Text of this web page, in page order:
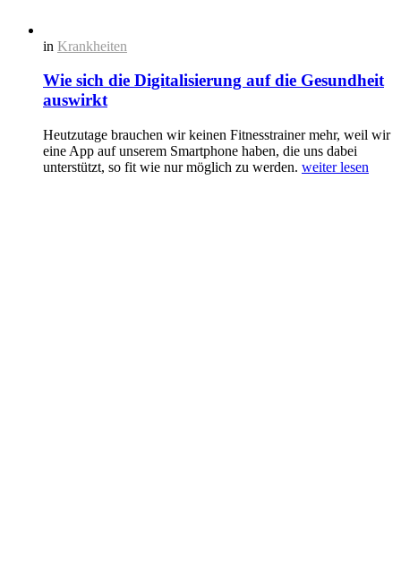
in Krankheiten
Wie sich die Digitalisierung auf die Gesundheit
auswirkt
Heutzutage brauchen wir keinen Fitnesstrainer mehr, weil wir
eine App auf unserem Smartphone haben, die uns dabei
unterstützt, so fit wie nur möglich zu werden. weiter lesen